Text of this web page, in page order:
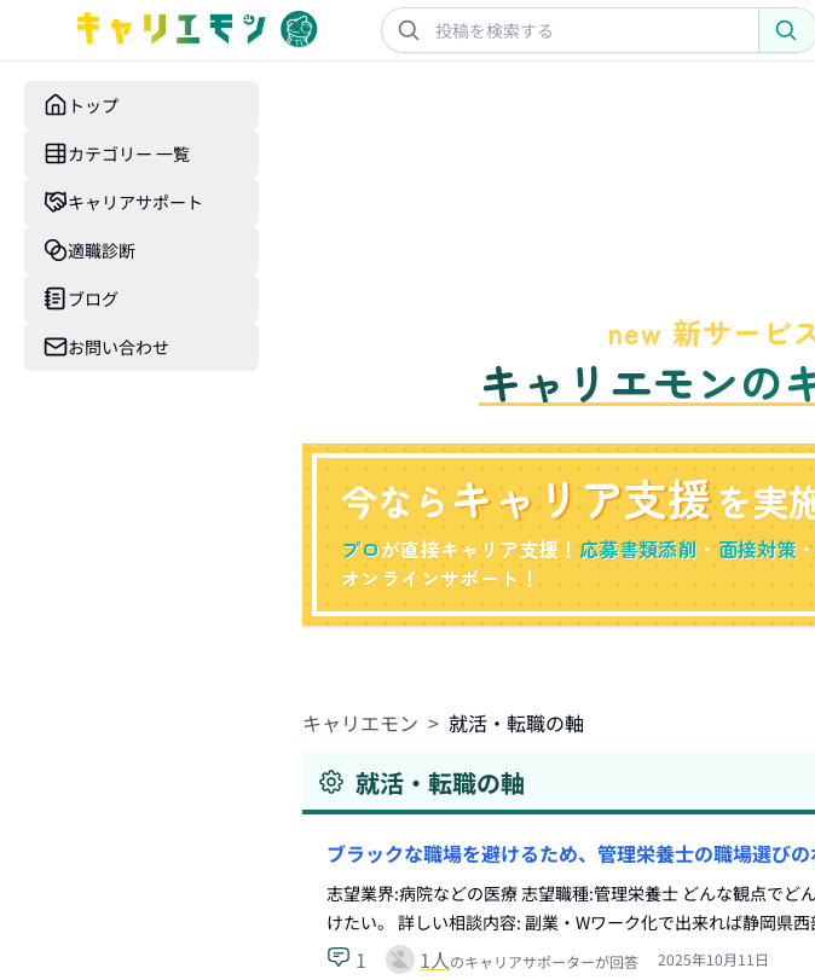
トップ
カテゴリー 一覧
キャリアサポート
適職診断
ブログ
お問い合わせ
new 新サービ
キャリエモンの
今ならキャリア支援を実
プロが直接キャリア支援！応募書類添削 ・面接対策 ・
オンラインサポート！
キャリエモン > 就活・転職の軸
就活・転職の軸
ブラックな職場を避けるため、管理栄養士の職場選び
志望業界:病院などの医療 志望職種:管理栄養士 どんな観点でど
けたい。 詳しい相談内容: 副業・Wワーク化で出来れば静岡県
1 1人のキャリアサポーターが回答 2025年10月11日